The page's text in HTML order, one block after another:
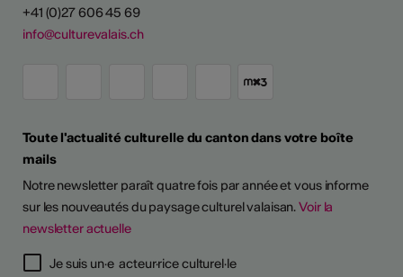
+41 (0)27 606 45 69
info@culturevalais.ch
Toute l'actualité culturelle du canton dans votre boîte
mails
Notre newsletter paraît quatre fois par année et vous informe
sur les nouveautés du paysage culturel valaisan.Voir la
newsletter actuelle
Je suis un·e acteur·rice culturel·le